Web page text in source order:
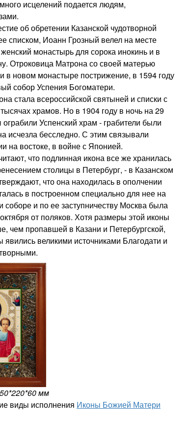
исцелений подается людям,
об обретении Казанской чудотворной
списком, Иоанн Грозный велел на месте
монастырь для сорока инокинь и в
Отроковица Матрона со своей матерью
в новом монастыре пострижение, в 1594 году
собор Успения Богоматери.
стала всероссийской святыней и списки с
храмов. Но в 1904 году в ночь на 29
Успенский храм - грабители были
исчезла бесследно. С этим связывали
на востоке, в войне с Японией.
что подлинная икона все же хранилась
столицы в Петербург, - в Казанском
что она находилась в ополчении
в построенном специально для нее на
соборе и по ее заступничеству Москва была
от поляков. Хотя размеры этой иконы
чем пропавшей в Казани и Петербургской,
явились великими источниками Благодати и
мм
виды исполнения Иконы Божией Матери